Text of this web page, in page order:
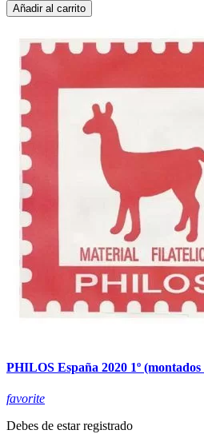
Añadir al carrito
PHILOS España 2020 1º (montados
favorite
Debes de estar registrado